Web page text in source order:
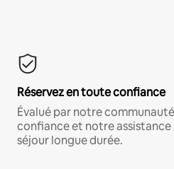
Réservez en toute confiance
Évalué par notre
confiance et notre
séjour longue durée.